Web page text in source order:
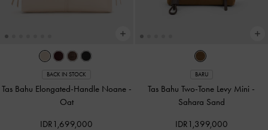
BACK IN STOCK
Tas Bahu Elongated-Handle Noane -
Oat
IDR1,699,000
BARU
Tas Bahu Two-Tone Levy Mini -
Sahara Sand
IDR1,399,000